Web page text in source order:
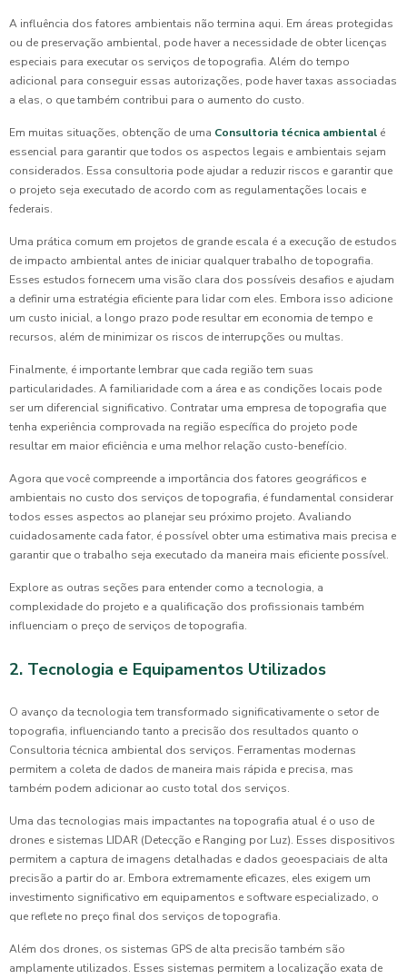
A influência dos fatores ambientais não termina aqui. Em áreas protegidas
ou de preservação ambiental, pode haver a necessidade de obter licenças
especiais para executar os serviços de topografia. Além do tempo
adicional para conseguir essas autorizações, pode haver taxas associadas
a elas, o que também contribui para o aumento do custo.
Em muitas situações, obtenção de uma Consultoria técnica ambiental é
essencial para garantir que todos os aspectos legais e ambientais sejam
considerados. Essa consultoria pode ajudar a reduzir riscos e garantir que
o projeto seja executado de acordo com as regulamentações locais e
federais.
Uma prática comum em projetos de grande escala é a execução de estudos
de impacto ambiental antes de iniciar qualquer trabalho de topografia.
Esses estudos fornecem uma visão clara dos possíveis desafios e ajudam
a definir uma estratégia eficiente para lidar com eles. Embora isso adicione
um custo inicial, a longo prazo pode resultar em economia de tempo e
recursos, além de minimizar os riscos de interrupções ou multas.
Finalmente, é importante lembrar que cada região tem suas
particularidades. A familiaridade com a área e as condições locais pode
ser um diferencial significativo. Contratar uma empresa de topografia que
tenha experiência comprovada na região específica do projeto pode
resultar em maior eficiência e uma melhor relação custo-benefício.
Agora que você compreende a importância dos fatores geográficos e
ambientais no custo dos serviços de topografia, é fundamental considerar
todos esses aspectos ao planejar seu próximo projeto. Avaliando
cuidadosamente cada fator, é possível obter uma estimativa mais precisa e
garantir que o trabalho seja executado da maneira mais eficiente possível.
Explore as outras seções para entender como a tecnologia, a
complexidade do projeto e a qualificação dos profissionais também
influenciam o preço de serviços de topografia.
2. Tecnologia e Equipamentos Utilizados
O avanço da tecnologia tem transformado significativamente o setor de
topografia, influenciando tanto a precisão dos resultados quanto o
Consultoria técnica ambiental dos serviços. Ferramentas modernas
permitem a coleta de dados de maneira mais rápida e precisa, mas
também podem adicionar ao custo total dos serviços.
Uma das tecnologias mais impactantes na topografia atual é o uso de
drones e sistemas LIDAR (Detecção e Ranging por Luz). Esses dispositivos
permitem a captura de imagens detalhadas e dados geoespaciais de alta
precisão a partir do ar. Embora extremamente eficazes, eles exigem um
investimento significativo em equipamentos e software especializado, o
que reflete no preço final dos serviços de topografia.
Além dos drones, os sistemas GPS de alta precisão também são
amplamente utilizados. Esses sistemas permitem a localização exata de